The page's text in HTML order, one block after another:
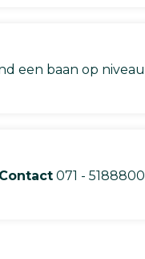
een baan op niveau
Contact 071 - 5188800